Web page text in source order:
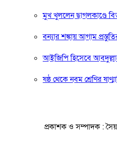
মুখ খুললেন ছাগলকাণ্ডে
বন্যার শঙ্কায় আগাম প্রস্তুতির
আইজিপি হিসেবে
ষষ্ঠ থেকে নবম শ্রেণির
প্রকাশক ও সম্পাদক :